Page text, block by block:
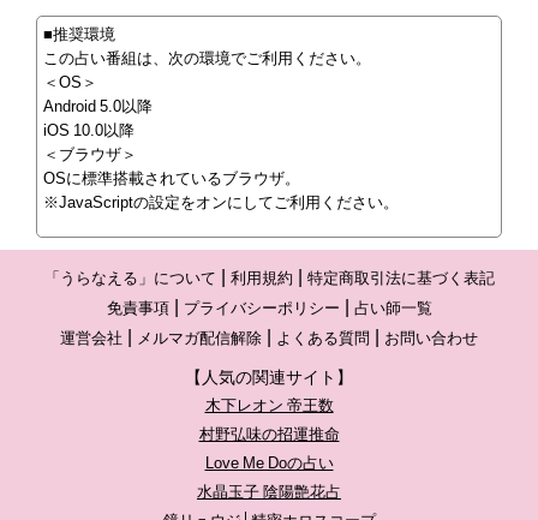
■推奨環境
この占い番組は、次の環境でご利用ください。
＜OS＞
Android 5.0以降
iOS 10.0以降
＜ブラウザ＞
OSに標準搭載されているブラウザ。
※JavaScriptの設定をオンにしてご利用ください。
「うらなえる」について 利用規約
特定商取引法に基づく表記
免責事項
プライバシーポリシー
占い師一覧
運営会社
メルマガ配信解除 よくある質問 お問い合わせ
【人気の関連サイト】
木下レオン 帝王数
村野弘味の招運推命
Love Me Doの占い
水晶玉子 陰陽艶花占